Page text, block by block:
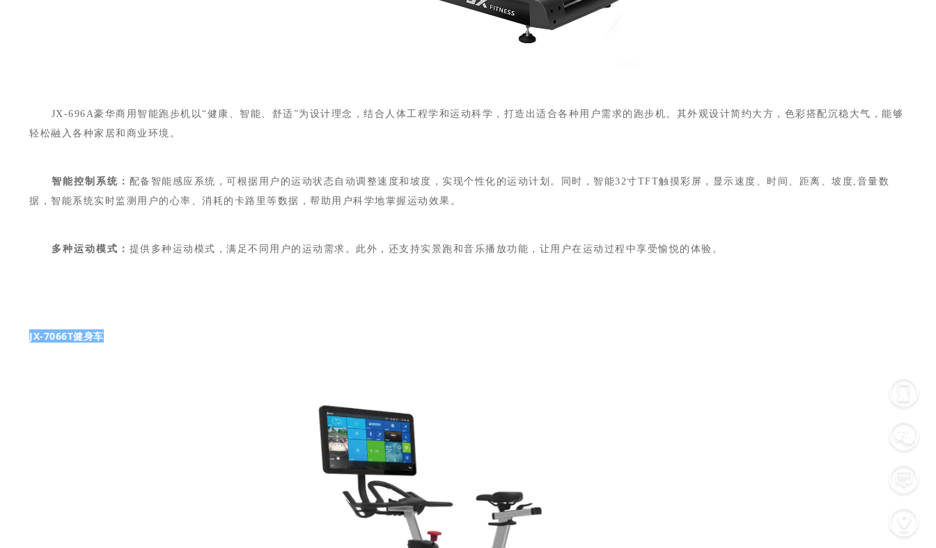
JX-696A豪华商用智能跑步机以“健康、智能、舒适”为设计理念，结合人体工程学和运动科学，打造出适合各种用户需求的跑步机。其外观设计简约大方，色彩搭配沉稳大气，能够
轻松融入各种家居和商业环境。
智能控制系统： 配备智能感应系统，可根据用户的运动状态自动调整速度和坡度，实现个性化的运动计划。同时，智能32寸TFT触摸彩屏，显示速度、时间、距离、坡度,音量数
据，智能系统实时监测用户的心率、消耗的卡路里等数据，帮助用户科学地掌握运动效果。
多种运动模式： 提供多种运动模式，满足不同用户的运动需求。此外，还支持实景跑和音乐播放功能，让用户在运动过程中享受愉悦的体验。
JX-7066T健身车